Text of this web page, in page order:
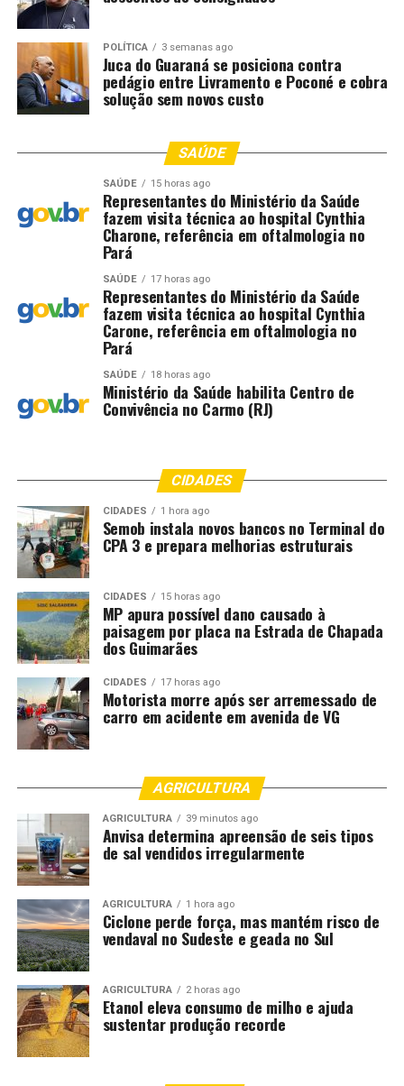
POLÍTICA 3 semanas ago
Juca do Guaraná se posiciona contra
pedágio entre Livramento e Poconé e cobra
solução sem novos custo
SAÚDE
SAÚDE 15 horas ago
Representantes do Ministério da Saúde
fazem visita técnica ao hospital Cynthia
Charone, referência em oftalmologia no
Pará
SAÚDE 17 horas ago
Representantes do Ministério da Saúde
fazem visita técnica ao hospital Cynthia
Carone, referência em oftalmologia no
Pará
SAÚDE 18 horas ago
Ministério da Saúde habilita Centro de
Convivência no Carmo (RJ)
CIDADES
CIDADES 1 hora ago
Semob instala novos bancos no Terminal do
CPA 3 e prepara melhorias estruturais
CIDADES 15 horas ago
MP apura possível dano causado à
paisagem por placa na Estrada de Chapada
dos Guimarães
CIDADES 17 horas ago
Motorista morre após ser arremessado de
carro em acidente em avenida de VG
AGRICULTURA
AGRICULTURA 39 minutos ago
Anvisa determina apreensão de seis tipos
de sal vendidos irregularmente
AGRICULTURA 1 hora ago
Ciclone perde força, mas mantém risco de
vendaval no Sudeste e geada no Sul
AGRICULTURA 2 horas ago
Etanol eleva consumo de milho e ajuda
sustentar produção recorde